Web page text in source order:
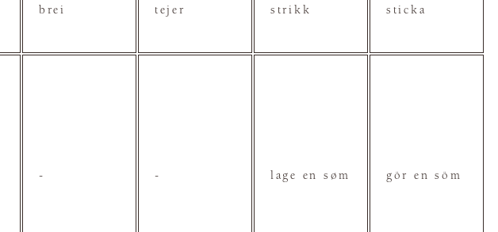
brei tejer strikk sticka
- - lage en søm gör en söm